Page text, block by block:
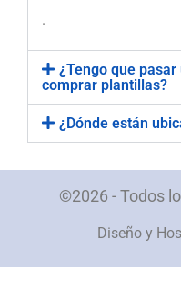
.
¿Tengo que
comprar plantillas?
¿Dónde están
©2026 - Todos
Diseño y